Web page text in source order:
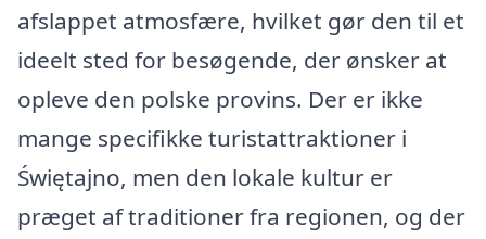
afslappet atmosfære, hvilket gør den til et
ideelt sted for besøgende, der ønsker at
opleve den polske provins. Der er ikke
mange specifikke turistattraktioner i
Świętajno, men den lokale kultur er
præget af traditioner fra regionen, og der